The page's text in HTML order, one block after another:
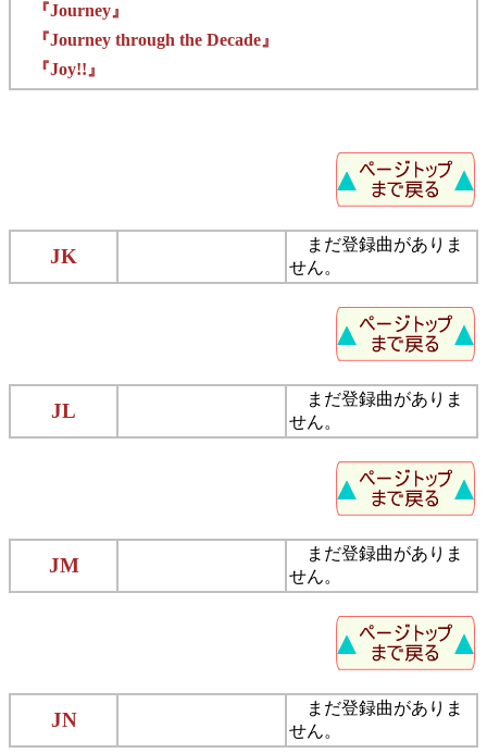
『Journey』
『Journey through the Decade』
『Joy!!』
JK
まだ登録曲がありま
せん。
JL
まだ登録曲がありま
せん。
JM
まだ登録曲がありま
せん。
JN
まだ登録曲がありま
せん。